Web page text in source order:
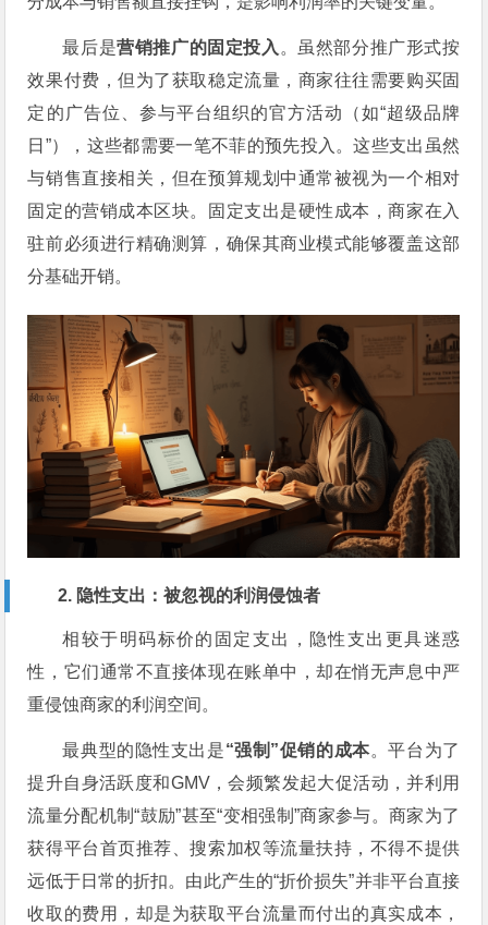
最后是营销推广的固定投入 。虽然部分推广形式按
效果付费，但为了获取稳定流量，商家往往需要购买固
定的广告位、参与平台组织的官方活动（如“超级品牌
日”），这些都需要一笔不菲的预先投入。这些支出虽然
与销售直接相关，但在预算规划中通常被视为一个相对
固定的营销成本区块。固定支出是硬性成本，商家在入
驻前必须进行精确测算，确保其商业模式能够覆盖这部
分基础开销。
2. 隐性支出：被忽视的利润侵蚀者
相较于明码标价的固定支出，隐性支出更具迷惑
性，它们通常不直接体现在账单中，却在悄无声息中严
重侵蚀商家的利润空间。
最典型的隐性支出是“强制”促销的成本。平台为了
提升自身活跃度和GMV，会频繁发起大促活动，并利用
流量分配机制“鼓励”甚至“变相强制”商家参与。商家为了
获得平台首页推荐、搜索加权等流量扶持，不得不提供
远低于日常的折扣。由此产生的“折价损失”并非平台直接
收取的费用，却是为获取平台流量而付出的真实成本，